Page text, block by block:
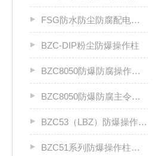
FSG防水防尘防腐配电柜厂家
BZC-DIP粉尘防爆操作柱
BZC8050防爆防腐操作柱（ⅡC级）
BZC8050防爆防腐主令控制器
BZC53（LBZ）防爆操作柱llC
BZC51系列防爆操作柱（Ⅱ B）LCZ